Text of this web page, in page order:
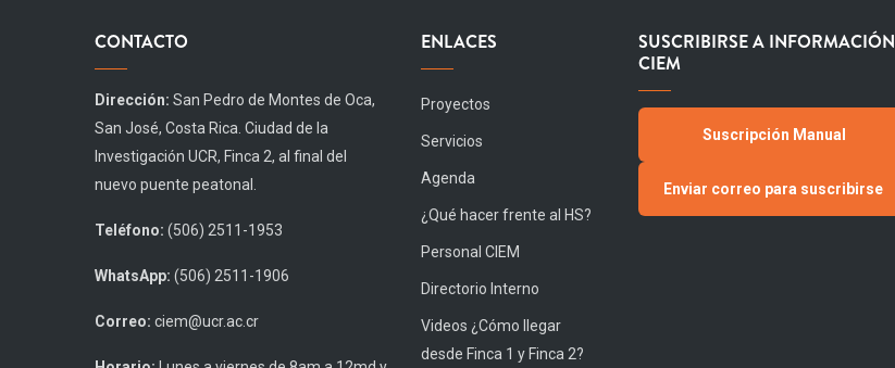
CONTACTO
Dirección: San Pedro de Montes de Oca,
San José, Costa Rica. Ciudad de la
Investigación UCR, Finca 2, al final del
nuevo puente peatonal.
Teléfono: (506) 2511-1953
WhatsApp: (506) 2511-1906
Correo: ciem@ucr.ac.cr
ENLACES
Proyectos
Servicios
Agenda
¿Qué hacer frente al HS?
Personal CIEM
Directorio Interno
Videos ¿Cómo llegar
desde Finca 1 y Finca 2?
SUSCRIBIRSE A INFORMACIÓN
CIEM
Suscripción Manual
Enviar correo para suscribirse